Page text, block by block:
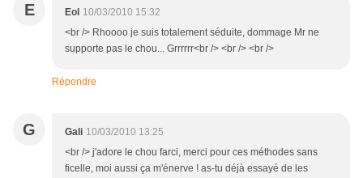
E Eol 10/03/2010 15:32
<br /> Rhoooo je suis totalement séduite, dommage Mr ne
supporte pas le chou... Grrrrrr<br /> <br /> <br />
Répondre
G Gali 10/03/2010 13:25
<br /> j'adore le chou farci, merci pour ces méthodes sans
ficelle, moi aussi ça m'énerve ! as-tu déjà essayé de les